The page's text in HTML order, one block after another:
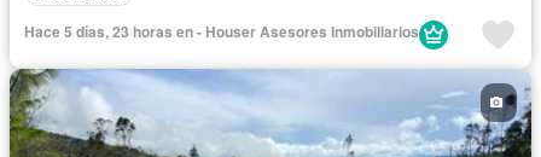
Hace 5 días, 23 horas en - Houser Asesores Inmobiliarios